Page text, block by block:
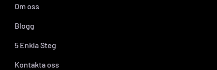
Om oss
Blogg
5 Enkla Steg
Kontakta oss